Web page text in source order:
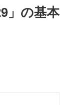
」の基本